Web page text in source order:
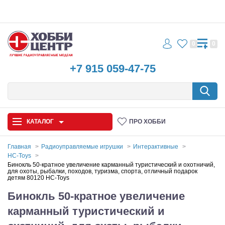
+7 915 059-47-75
0 0
КАТАЛОГ ПРО ХОББИ
Автомодели
Игрушки
Главная Радиоуправляемые игрушки
Интерактивные
HC-Toys
Бинокль 50-кратное увеличение карманный туристический и охотничий,
для охоты, рыбалки, походов, туризма, спорта, отличный подарок
детям 80120 HC-Toys
Бинокль 50-кратное увеличение
карманный туристический и